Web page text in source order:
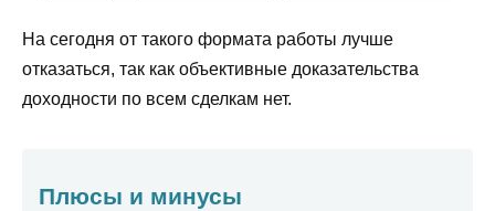
На сегодня от такого формата работы лучше
отказаться, так как объективные доказательства
доходности по всем сделкам нет.
Плюсы и минусы